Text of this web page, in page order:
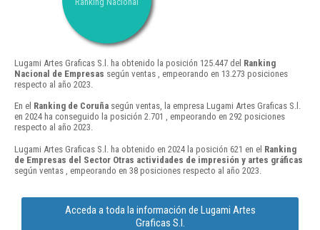
Lugami Artes Graficas S.l. ha obtenido la posición 125.447 del Ranking
Nacional de Empresas según ventas , empeorando en 13.273 posiciones
respecto al año 2023.
En el Ranking de Coruña según ventas, la empresa Lugami Artes Graficas S.l.
en 2024 ha conseguido la posición 2.701 , empeorando en 292 posiciones
respecto al año 2023.
Lugami Artes Graficas S.l. ha obtenido en 2024 la posición 621 en el Ranking
de Empresas del Sector Otras actividades de impresión y artes gráficas
según ventas , empeorando en 38 posiciones respecto al año 2023.
Acceda a toda la información de Lugami Artes
Graficas S.l.